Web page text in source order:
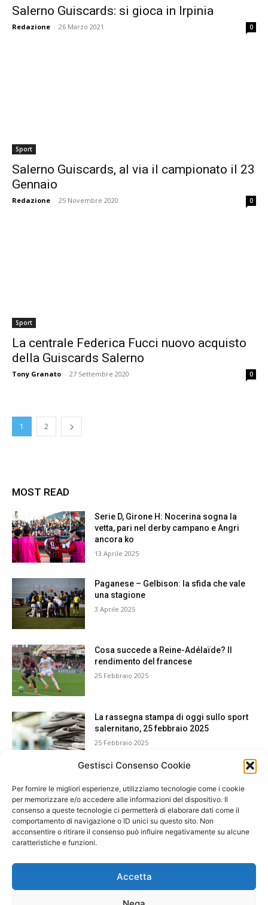
Gestisci Consenso Cookie
Per fornire le migliori esperienze, utilizziamo tecnologie come i cookie
per memorizzare e/o accedere alle informazioni del dispositivo. Il
consenso a queste tecnologie ci permetterà di elaborare dati come il
comportamento di navigazione o ID unici su questo sito. Non
acconsentire o ritirare il consenso può influire negativamente su alcune
caratteristiche e funzioni.
Accetta
Salerno Guiscards: si gioca in Irpinia
Redazione - 26 Marzo 2021 0
Sport
Salerno Guiscards, al via il campionato il 23
Gennaio
Redazione - 25 Novembre 2020 0
Sport
La centrale Federica Fucci nuovo acquisto
della Guiscards Salerno
Tony Granato - 27 Settembre 2020 0
1 2
MOST READ
Serie D, Girone H: Nocerina sogna la
vetta, pari nel derby campano e Angri
ancora ko
13 Aprile 2025
Paganese – Gelbison: la sfida che vale
una stagione
3 Aprile 2025
Cosa succede a Reine-Adélaïde? Il
rendimento del francese
25 Febbraio 2025
La rassegna stampa di oggi sullo sport
salernitano, 25 febbraio 2025
25 Febbraio 2025